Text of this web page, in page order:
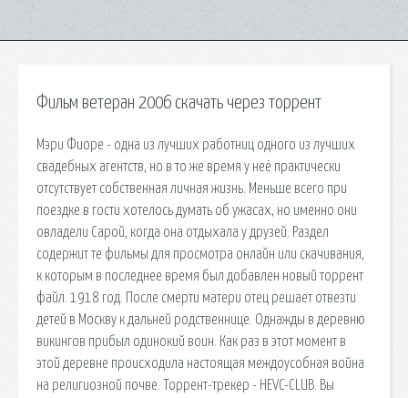
Фильм ветеран 2006 скачать через торрент
Мэри Фиоре - одна из лучших работниц одного из лучших
свадебных агентств, но в то же время у неё практически
отсутствует собственная личная жизнь. Меньше всего при
поездке в гости хотелось думать об ужасах, но именно они
овладели Сарой, когда она отдыхала у друзей. Раздел
содержит те фильмы для просмотра онлайн или скачивания,
к которым в последнее время был добавлен новый торрент
файл. 1918 год. После смерти матери отец решает отвезти
детей в Москву к дальней родственнице. Однажды в деревню
викингов прибыл одинокий воин. Как раз в этот момент в
этой деревне происходила настоящая междоусобная война
на религиозной почве. Торрент-трекер - HEVC-CLUB. Вы